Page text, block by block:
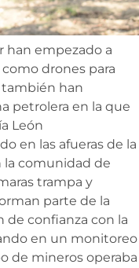
han empezado a
drones para
también han
petrolera en la que
León
en las afueras de la
la comunidad de
trampa y
parte de la
de confianza con la
en un monitoreo
de mineros operaba